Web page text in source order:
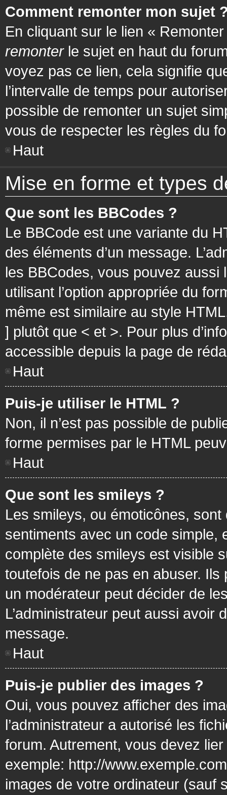
Comment remonter mon sujet
En cliquant sur le lien «
remonterle sujet en haut du
voyez pas ce lien, cela signifie
l’intervalle de temps pour
possible de remonter un sujet
vous de respecter les règles du
Haut
Mise en forme et types
Que sont les BBCodes ?
Le BBCode est une variante du
des éléments d’un message.
les BBCodes, vous pouvez
utilisant l’option appropriée du
même est similaire au style
] plutôt que < et >. Pour plus
accessible depuis la page de
Haut
Puis-je utiliser le HTML ?
Non, il n’est pas possible de
forme permises par le HTML
Haut
Que sont les smileys ?
Les smileys, ou émoticônes,
sentiments avec un code simple,
complète des smileys est visible
toutefois de ne pas en abuser.
un modérateur peut décider de
L’administrateur peut aussi avoir
message.
Haut
Puis-je publier des images ?
Oui, vous pouvez afficher des
l’administrateur a autorisé les
forum. Autrement, vous devez
exemple: http://
images de votre ordinateur (sauf